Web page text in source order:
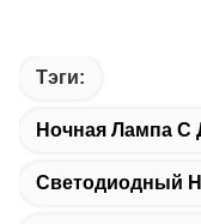
Тэги:
Ночная Лампа С
Светодиодный